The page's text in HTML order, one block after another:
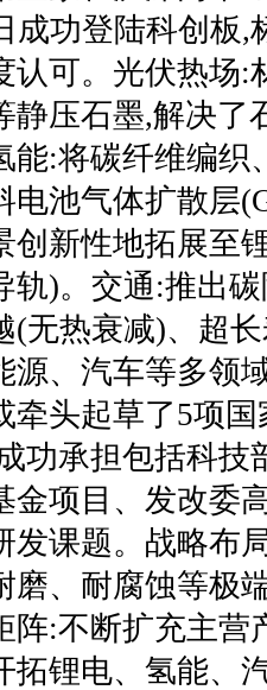
成功登陆科创板
认可。光伏热场:
静压石墨,解决了
能:将碳纤维编织
电池气体扩散层
创新性地拓展至
轨)。交通:推出
(无热衰减)、超
源、汽车等多领
牵头起草了5项
功承担包括科技
金项目、发改委
发课题。战略布
磨、耐腐蚀等极
阵:不断扩充主营
拓锂电、氢能、